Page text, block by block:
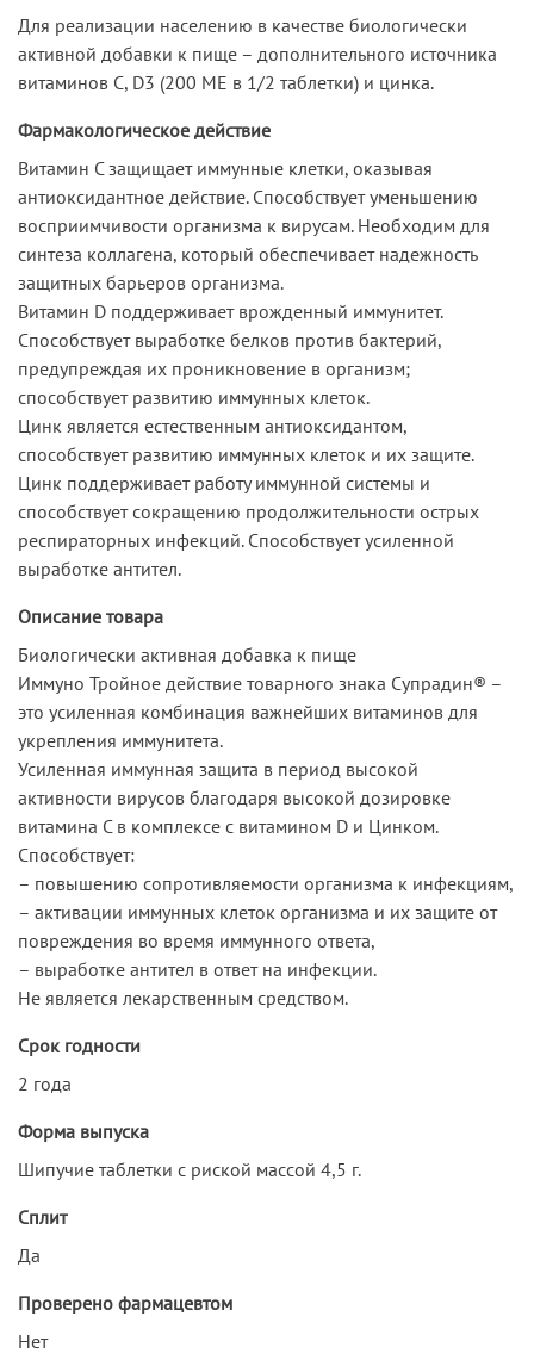
Для реализации населению в качестве биологически
активной добавки к пище – дополнительного источника
витаминов С, D3 (200 ME в 1/2 таблетки) и цинка.
Фармакологическое действие
Витамин С защищает иммунные клетки, оказывая
антиоксидантное действие. Способствует уменьшению
восприимчивости организма к вирусам. Необходим для
синтеза коллагена, который обеспечивает надежность
защитных барьеров организма.
Витамин D поддерживает врожденный иммунитет.
Способствует выработке белков против бактерий,
предупреждая их проникновение в организм;
способствует развитию иммунных клеток.
Цинк является естественным антиоксидантом,
способствует развитию иммунных клеток и их защите.
Цинк поддерживает работу иммунной системы и
способствует сокращению продолжительности острых
респираторных инфекций. Способствует усиленной
выработке антител.
Описание товара
Биологически активная добавка к пище
Иммуно Тройное действие товарного знака Супрадин® –
это усиленная комбинация важнейших витаминов для
укрепления иммунитета.
Усиленная иммунная защита в период высокой
активности вирусов благодаря высокой дозировке
витамина C в комплексе с витамином D и Цинком.
Способствует:
– повышению сопротивляемости организма к инфекциям,
– активации иммунных клеток организма и их защите от
повреждения во время иммунного ответа,
– выработке антител в ответ на инфекции.
Не является лекарственным средством.
Срок годности
2 года
Форма выпуска
Шипучие таблетки c риской массой 4,5 г.
Сплит
Да
Проверено фармацевтом
Нет